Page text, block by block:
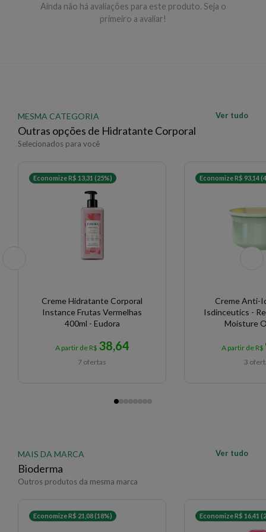
Ainda não há avaliações para este produto. Seja o
primeiro a avaliar!
MESMA CATEGORIA
Outras opções de Hidratante Corporal
Selecionados para você
Ver tudo
Economize R$ 13,31 (25%)
Creme Hidratante Corporal
Instance Frutas Vermelhas
400ml - Eudora
A partir de R$ 38,64
7 ofertas
Economize R$ 93,14
Creme Anti-
Isdinceutics -
Moisture
A partir de R$
3
MAIS DA MARCA
Bioderma
Outros produtos da mesma marca
Ver tudo
Economize R$ 21,08 (18%) Economize R$ 16,41